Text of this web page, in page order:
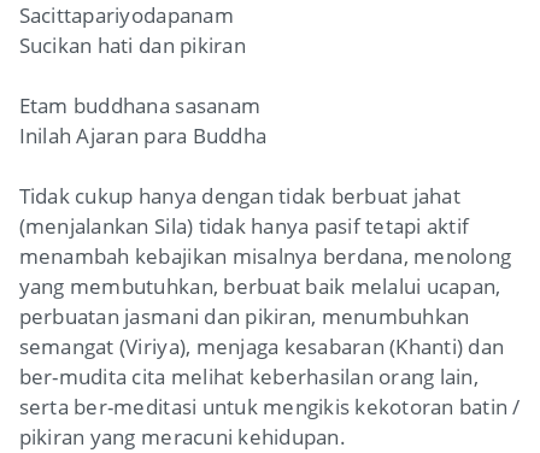
Sacittapariyodapanam
Sucikan hati dan pikiran
Etam buddhana sasanam
Inilah Ajaran para Buddha
Tidak cukup hanya dengan tidak berbuat jahat
(menjalankan Sila) tidak hanya pasif tetapi aktif
menambah kebajikan misalnya berdana, menolong
yang membutuhkan, berbuat baik melalui ucapan,
perbuatan jasmani dan pikiran, menumbuhkan
semangat (Viriya), menjaga kesabaran (Khanti) dan
ber-mudita cita melihat keberhasilan orang lain,
serta ber-meditasi untuk mengikis kekotoran batin /
pikiran yang meracuni kehidupan.